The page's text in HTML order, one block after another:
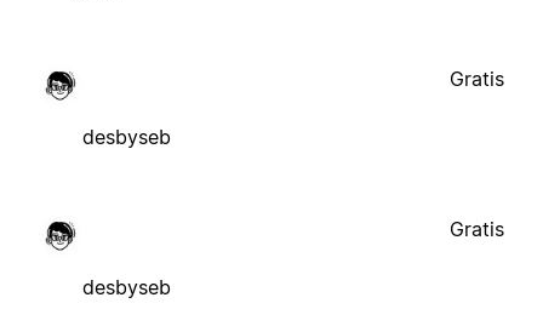
desbyseb
Gratis
desbyseb
Gratis